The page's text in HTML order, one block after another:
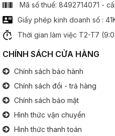
Âm thanh
Speaker:
Cổng kết nối
1x Jack tai
1x Micro
Mã số thuế: 8492714071 -
Giấy phép kinh doanh số :
Thời gian làm việc T2-T7
CHÍNH SÁCH CỬA HÀNG
Chính sách bảo hành
Chính sách đổi - trả hàng
Chính sách bảo mật
Hình thức vận chuyển
Hình thức thanh toán